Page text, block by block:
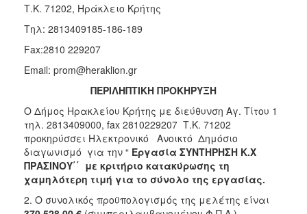
ΕΠΙΣΚΕΠΤΗΣ
ΗΡΑΚΛΕΙΟ
Τ.Κ. 71202, Ηράκλειο Κρήτης
Τηλ: 2813409185-186-189
Fax:2810 229207
Email: prom@heraklion.gr
ΠΕΡΙΛΗΠΤΙΚΗ ΠΡΟΚΗΡΥΞΗ
Ο Δήμος Ηρακλείου Κρήτης με διεύθυνση Αγ. Τίτου 1
τηλ. 2813409000, fax 2810229207 Τ.Κ. 71202
προκηρύσσει Ηλεκτρονικό Ανοικτό Δημόσιο
διαγωνισμό για την “ Εργασία ΣΥΝΤΗΡΗΣΗ Κ.Χ
ΠΡΑΣΙΝΟΥ΄΄ με κριτήριο κατακύρωσης τη
χαμηλότερη τιμή για το σύνολο της εργασίας.
2. Ο συνολικός προϋπολογισμός της μελέτης είναι